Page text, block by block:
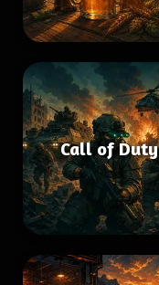
Call of Duty